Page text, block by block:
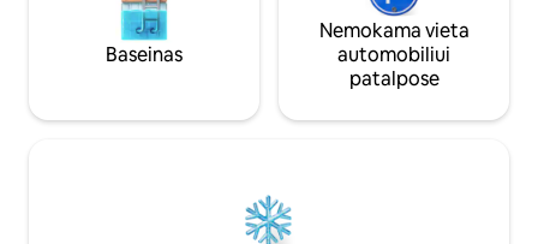
Baseinas
Nemokama vieta
automobiliui
patalpose